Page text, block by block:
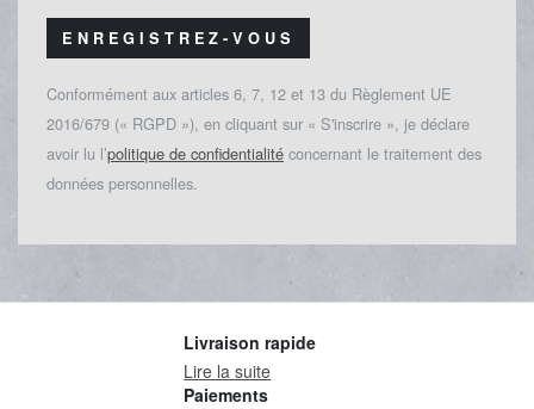
ENREGISTREZ-VOUS
Conformément aux articles 6, 7, 12 et 13 du Règlement UE
2016/679 (« RGPD »), en cliquant sur « S'inscrire », je déclare
avoir lu l’politique de confidentialité concernant le traitement des
données personnelles.
Livraison rapide
Lire la suite
Paiements